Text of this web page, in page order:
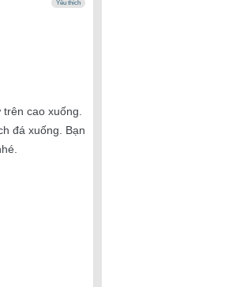
Yêu thích
cao xuống.
đá xuống. Bạn